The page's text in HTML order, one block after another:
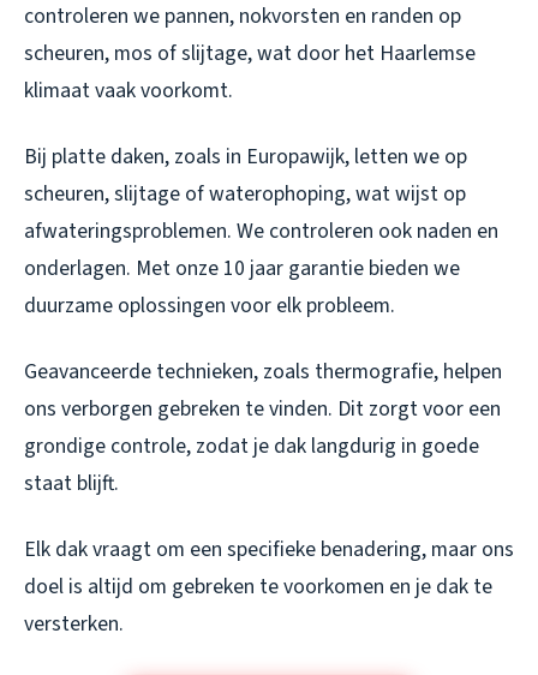
controleren we pannen, nokvorsten en randen op
scheuren, mos of slijtage, wat door het Haarlemse
klimaat vaak voorkomt.
Bij platte daken, zoals in Europawijk, letten we op
scheuren, slijtage of waterophoping, wat wijst op
afwateringsproblemen. We controleren ook naden en
onderlagen. Met onze 10 jaar garantie bieden we
duurzame oplossingen voor elk probleem.
Geavanceerde technieken, zoals thermografie, helpen
ons verborgen gebreken te vinden. Dit zorgt voor een
grondige controle, zodat je dak langdurig in goede
staat blijft.
Elk dak vraagt om een specifieke benadering, maar ons
doel is altijd om gebreken te voorkomen en je dak te
versterken.